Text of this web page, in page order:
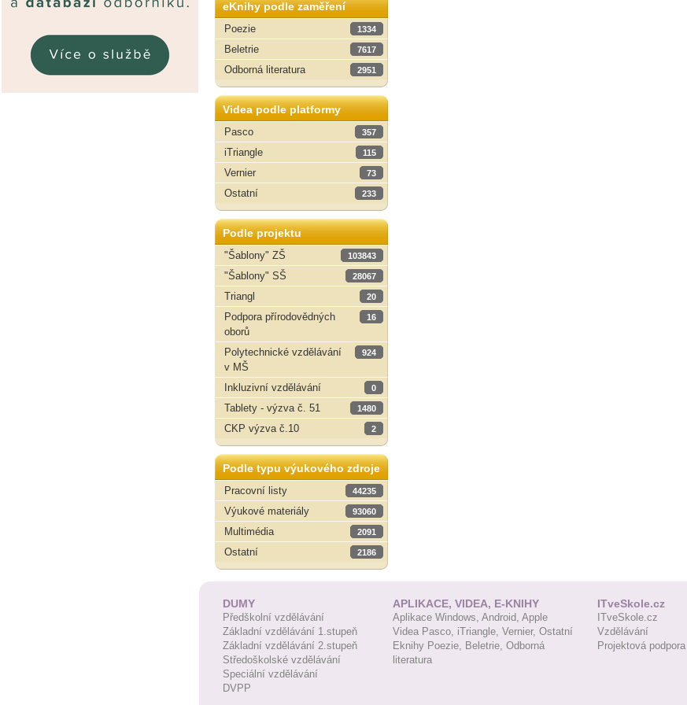
eKnihy podle zaměření
Poezie
1334
Beletrie 7617
Odborná literatura 2951
Videa podle platformy
Pasco
357
iTriangle 115
Vernier 73
Ostatní 233
Podle projektu
"Šablony" ZŠ
103843
"Šablony" SŠ 28067
Triangl 20
Podpora přírodovědných
oborů
16
Polytechnické vzdělávání
v MŠ
924
Inkluzivní vzdělávání 0
Tablety - výzva č. 51 1480
CKP výzva č.10 2
Podle typu výukového zdroje
Pracovní listy
44235
Výukové materiály 93060
Multimédia 2091
Ostatní 2186
DUMY
Předškolní vzdělávání
Základní vzdělávání 1.stupeň
Základní vzdělávání 2.stupeň
Středoškolské vzdělávání
Speciální vzdělávání
DVPP
APLIKACE, VIDEA, E-KNIHY
Aplikace Windows, Android, Apple
Videa Pasco, iTriangle, Vernier, Ostatní
Eknihy Poezie, Beletrie, Odborná
literatura
ITveSkole.cz
ITveSkole.cz
Vzdělávání
Projektová podpora